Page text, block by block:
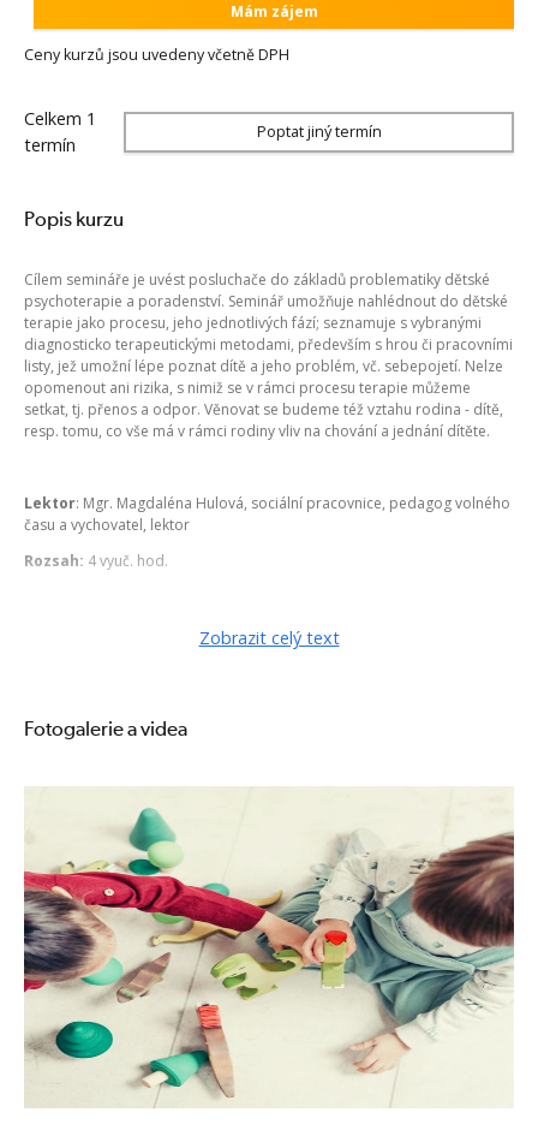
Mám zájem
Ceny kurzů jsou uvedeny včetně DPH
Celkem 1
termín
Poptat jiný termín
Popis kurzu
Cílem semináře je uvést posluchače do základů problematiky dětské
psychoterapie a poradenství. Seminář umožňuje nahlédnout do dětské
terapie jako procesu, jeho jednotlivých fází; seznamuje s vybranými
diagnosticko terapeutickými metodami, především s hrou či pracovními
listy, jež umožní lépe poznat dítě a jeho problém, vč. sebepojetí. Nelze
opomenout ani rizika, s nimiž se v rámci procesu terapie můžeme
setkat, tj. přenos a odpor. Věnovat se budeme též vztahu rodina - dítě,
resp. tomu, co vše má v rámci rodiny vliv na chování a jednání dítěte.
Lektor: Mgr. Magdaléna Hulová, sociální pracovnice, pedagog volného
času a vychovatel, lektor
Rozsah: 4 vyuč. hod.
Vlastnosti dětského terapeuta
Charakteristika rodiny
Vliv rodiny na chování a jednání dítěte (z hlediska historie rodiny,
kultury, vývojových změn, vnějších událostí)
3. Proces dětské terapie
Proces dětské terapie od začátku do konce
Jak u dítěte dochází k terapeutické změně
Odpor a přenos
4. Vybrané metody dětské diagnostiky a terapie
Terapie hrou
Ukázka diagnostické-terapeutických pracovních listů
Zobrazit celý text
Fotogalerie a videa